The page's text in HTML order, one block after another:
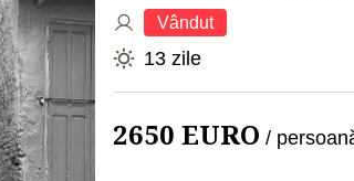
Vândut
13 zile
2650 EURO /